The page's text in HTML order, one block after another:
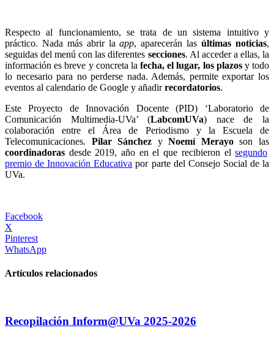
Respecto al funcionamiento, se trata de un sistema intuitivo y
práctico. Nada más abrir laapp, aparecerán lasúltimas noticias,
seguidas del menú con las diferentes secciones. Al acceder a ellas, la
información es breve y concreta la fecha, el lugar, los plazosy todo
lo necesario para no perderse nada. Además, permite exportar los
eventos al calendario de Google y añadirrecordatorios.
Este Proyecto de Innovación Docente (PID) ‘Laboratorio de
Comunicación Multimedia-UVa’ (LabcomUVa) nace de la
colaboración entre el Área de Periodismo y la Escuela de
Telecomunicaciones. Pilar Sánchez yNoemí Merayoson las
coordinadoras desde 2019, año en el que recibieron elsegundo
premio de Innovación Educativa por parte del Consejo Social de la
UVa.
Facebook
X
Pinterest
WhatsApp
Artículos relacionados
Recopilación Inform@UVa 2025-2026